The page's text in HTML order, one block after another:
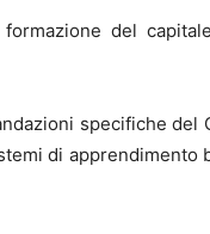
del
specifiche del
di apprendimento